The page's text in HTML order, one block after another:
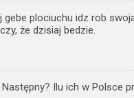
gebe plociuchu idz rob
że dzisiaj bedzie.
Następny? Ilu ich w Polsce